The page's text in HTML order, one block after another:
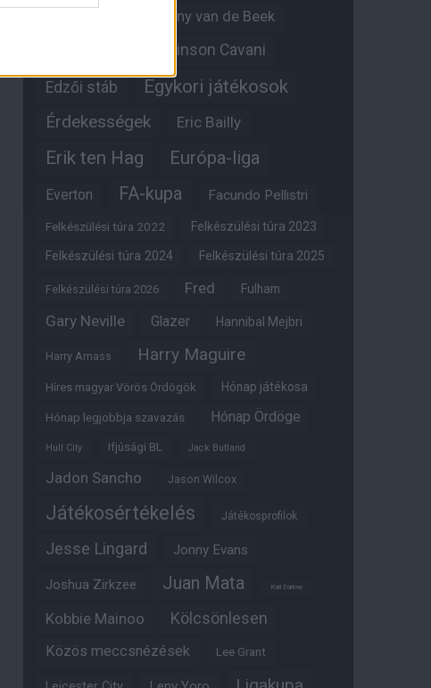
Donny van de Beek
Edinson Cavani
Edzői stáb Egykori játékosok
Érdekességek Eric Bailly
Erik ten Hag Európa-liga
Everton FA-kupa Facundo Pellistri
Felkészülési túra 2022 Felkészülési túra 2023
Felkészülési túra 2024 Felkészülési túra 2025
Felkészülési túra 2026 Fred Fulham
Gary Neville Glazer Hannibal Mejbri
Harry Amass Harry Maguire
Híres magyar Vörös Ördögök Hónap játékosa
Hónap legjobbja szavazás Hónap Ördöge
Hull City Ifjúsági BL Jack Butland
Jadon Sancho Jason Wilcox
Játékosértékelés Játékosprofilok
Jesse Lingard Jonny Evans
Joshua Zirkzee Juan Mata Karl Darlow
Kobbie Mainoo Kölcsönlesen
Közös meccsnézések Lee Grant